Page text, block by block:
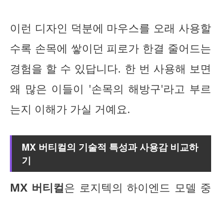
이런 디자인 덕분에 마우스를 오래 사용할
수록 손목에 쌓이던 피로가 한결 줄어드는
경험을 할 수 있답니다. 한 번 사용해 보면
왜 많은 이들이 '손목의 해방구'라고 부르
는지 이해가 가실 거예요.
MX 버티컬의 기술적 특성과 사용감 비교하
기
MX 버티컬은 로지텍의 하이엔드 모델 중